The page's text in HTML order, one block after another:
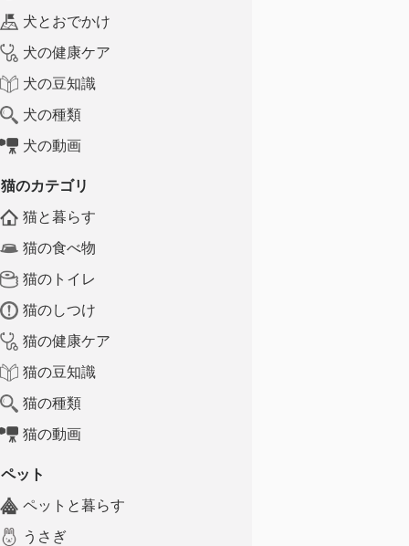
犬とおでかけ
犬の健康ケア
犬の豆知識
犬の種類
犬の動画
猫のカテゴリ
猫と暮らす
猫の食べ物
猫のトイレ
猫のしつけ
猫の健康ケア
猫の豆知識
猫の種類
猫の動画
ペット
ペットと暮らす
うさぎ